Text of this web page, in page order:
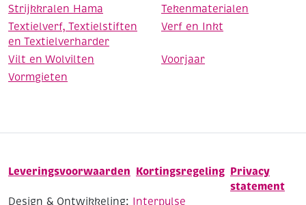
Strijkkralen Hama
Tekenmaterialen
Textielverf, Textielstiften
en Textielverharder
Verf en Inkt
Vilt en Wolvilten
Voorjaar
Vormgieten
Leveringsvoorwaarden Kortingsregeling Privacy
statement
Design & Ontwikkeling: Interpulse